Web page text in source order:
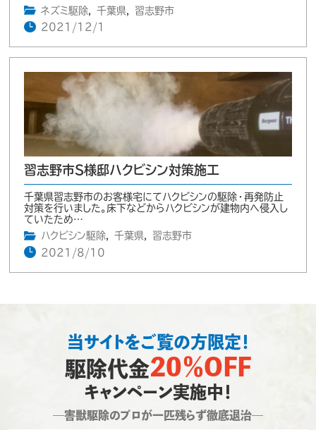
ネズミ駆除
千葉県
習志野市
2021/12/1
習志野市S様邸ハクビシン対策施工
千葉県習志野市のお客様宅にてハクビシンの駆除・再発防止
対策を行いました。床下などからハクビシンが建物内へ侵入し
ていたため…
ハクビシン駆除, 千葉県,
習志野市
2021/8/10
当サイトをご覧の方限定！
駆除代金20％OFF
キャンペーン実施中！
―害獣駆除のプロが一匹残らず徹底退治―